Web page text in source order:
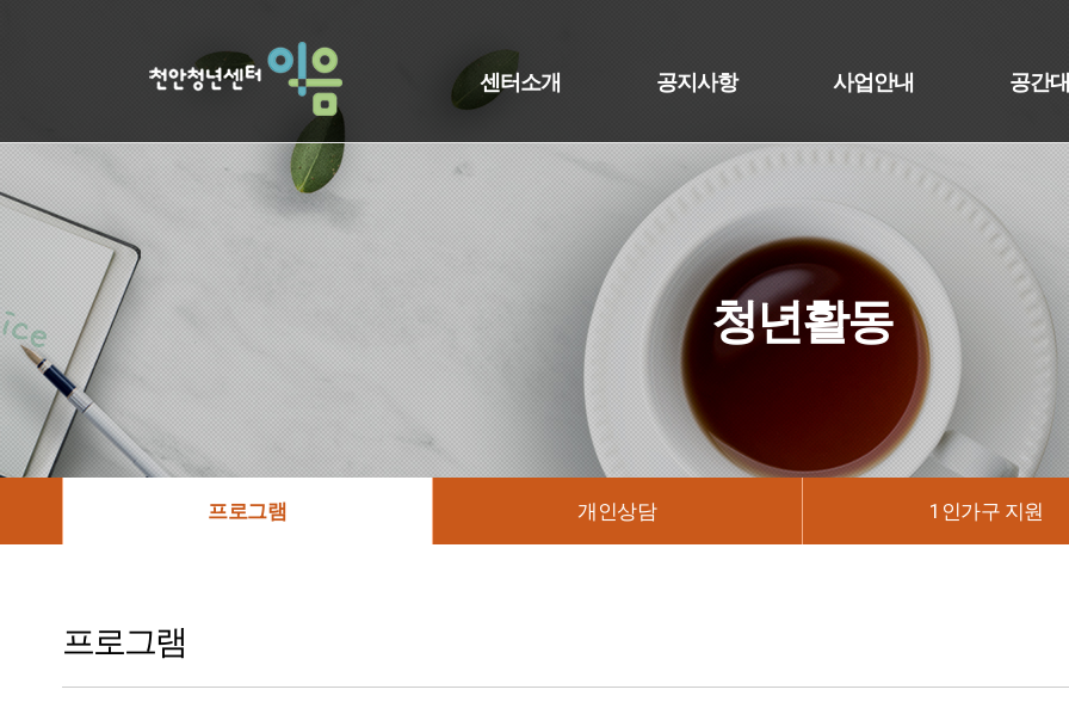
센터소개 공지사항 사업안내 공간
청년활동
프로그램 개인상담 1인가구 지원
프로그램